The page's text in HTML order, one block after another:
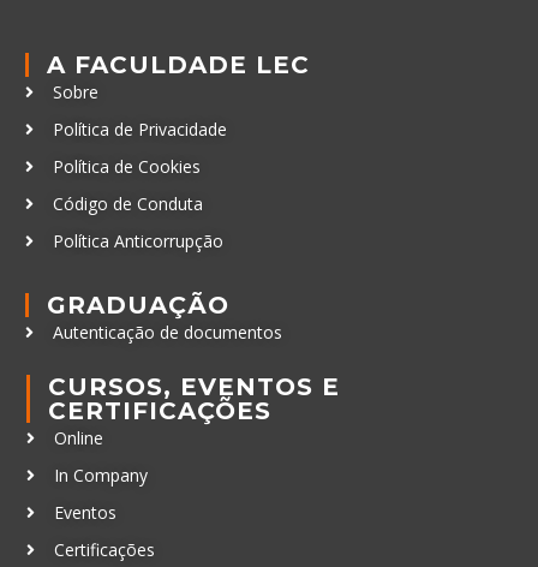
A FACULDADE LEC
Sobre
Política de Privacidade
Política de Cookies
Código de Conduta
Política Anticorrupção
GRADUAÇÃO
Autenticação de documentos
CURSOS, EVENTOS E
CERTIFICAÇÕES
Online
In Company
Eventos
Certificações